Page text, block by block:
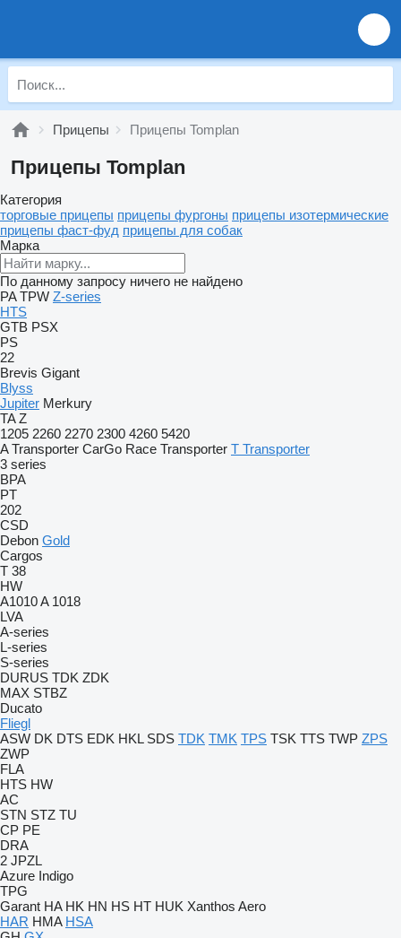
Прицепы Прицепы Tomplan
Прицепы Tomplan
Категория
торговые прицепы прицепы фургоны прицепы изотермические
прицепы фаст-фуд прицепы для собак
Марка
По данному запросу ничего не найдено
PA TPW Z-series
HTS
GTB PSX
PS
22
Brevis Gigant
Blyss
Jupiter Merkury
TA Z
1205 2260 2270 2300 4260 5420
A Transporter CarGo Race Transporter T Transporter
3 series
BPA
PT
202
CSD
Debon Gold
Cargos
T 38
HW
A1010A 1018
LVA
A-series
L-series
S-series
DURUS TDK ZDK
MAX STBZ
Ducato
Fliegl
ASW DK DTS EDK HKL SDS TDK TMK TPS TSK TTS TWP ZPS
ZWP
FLA
HTS HW
AC
STN STZ TU
CP PE
DRA
2 JPZL
Azure Indigo
TPG
Garant HA HK HN HS HT HUK Xanthos Aero
HAR HMA HSA